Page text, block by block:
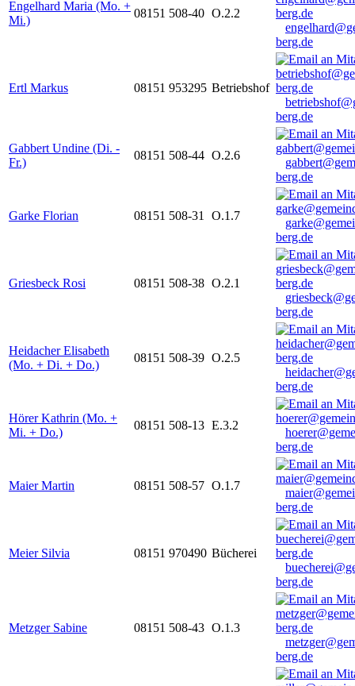
Engelhard Maria (Mo. +
Mi.)
08151 508-40 O.2.2
berg.de
Ertl Markus 08151 953295 Betriebshof
berg.de
Gabbert Undine (Di. -
Fr.)
08151 508-44 O.2.6
berg.de
Garke Florian 08151 508-31 O.1.7
berg.de
Griesbeck Rosi 08151 508-38 O.2.1
berg.de
Heidacher Elisabeth
(Mo. + Di. + Do.)
08151 508-39 O.2.5
berg.de
Hörer Kathrin (Mo. +
Mi. + Do.)
08151 508-13 E.3.2
berg.de
Maier Martin 08151 508-57 O.1.7
berg.de
Meier Silvia 08151 970490 Bücherei
berg.de
Metzger Sabine 08151 508-43 O.1.3
berg.de